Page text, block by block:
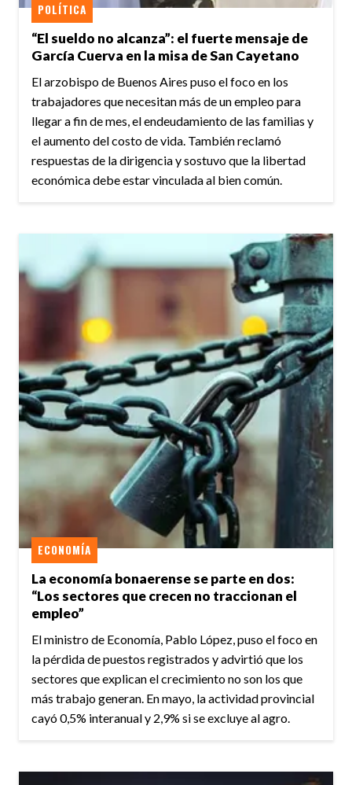
“El sueldo no alcanza”: el fuerte mensaje de
García Cuerva en la misa de San Cayetano
POLÍTICA
El arzobispo de Buenos Aires puso el foco en los
trabajadores que necesitan más de un empleo para
llegar a fin de mes, el endeudamiento de las familias y
el aumento del costo de vida. También reclamó
respuestas de la dirigencia y sostuvo que la libertad
económica debe estar vinculada al bien común.
La economía bonaerense se parte en dos:
“Los sectores que crecen no traccionan el
empleo”
ECONOMÍA
El ministro de Economía, Pablo López, puso el foco en
la pérdida de puestos registrados y advirtió que los
sectores que explican el crecimiento no son los que
más trabajo generan. En mayo, la actividad provincial
cayó 0,5% interanual y 2,9% si se excluye al agro.